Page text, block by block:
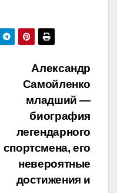
Александр
Самойленко
младший —
биография
легендарного
спортсмена, его
невероятные
достижения и